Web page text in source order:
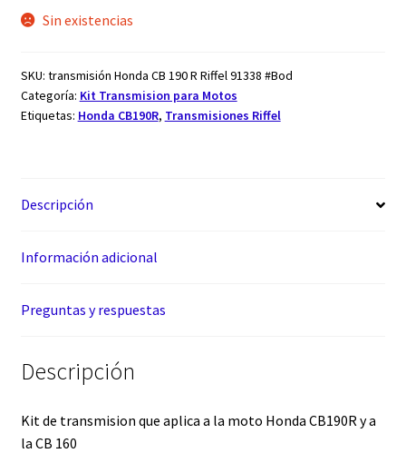
Sin existencias
SKU: transmisión Honda CB 190 R Riffel 91338 #Bod
Categoría: Kit Transmision para Motos
Etiquetas: Honda CB190R, Transmisiones Riffel
Descripción
Información adicional
Preguntas y respuestas
Descripción
Kit de transmision que aplica a la moto Honda CB190R y a
la CB 160